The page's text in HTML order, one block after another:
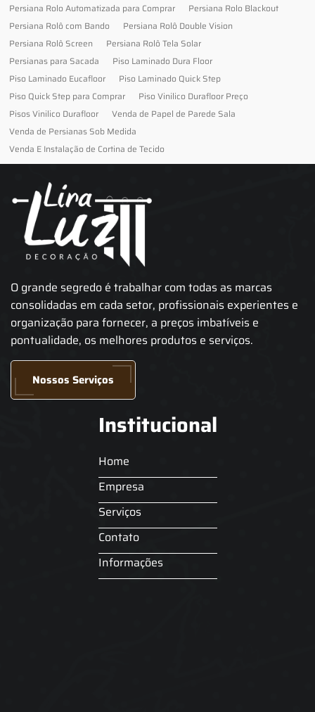
Persiana Rolo Automatizada para Comprar
Persiana Rolo Blackout
Persiana Rolô com Bando
Persiana Rolô Double Vision
Persiana Rolô Screen
Persiana Rolô Tela Solar
Persianas para Sacada
Piso Laminado Dura Floor
Piso Laminado Eucafloor
Piso Laminado Quick Step
Piso Quick Step para Comprar
Piso Vinilico Durafloor Preço
Pisos Vinilico Durafloor
Venda de Papel de Parede Sala
Venda de Persianas Sob Medida
Venda E Instalação de Cortina de Tecido
O grande segredo é trabalhar com todas as marcas
consolidadas em cada setor, profissionais experientes e
organização para fornecer, a preços imbatíveis e
pontualidade, os melhores produtos e serviços.
Nossos Serviços
Institucional
Home
Empresa
Serviços
Contato
Informações